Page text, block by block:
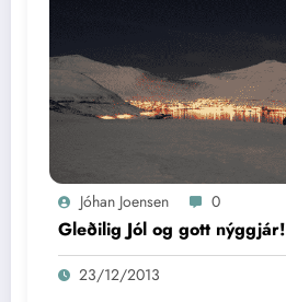
Jóhan Joensen 0
Gleðilig Jól og gott nýggjár!
23/12/2013